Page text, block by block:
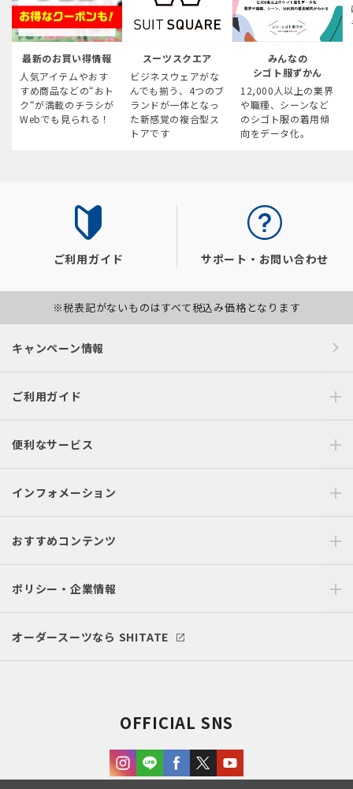
最新のお買い得情報
人気アイテムやおす
すめ商品などの“おト
ク“が満載のチラシが
Webでも見られる！
スーツスクエア
ビジネスウェアがな
んでも揃う、4つのブ
ランドが一体となっ
た新感覚の複合型ス
トアです
みんなの
シゴト服ずかん
12,000人以上の業界
や職種、シーンなど
のシゴト服の着用傾
向をデータ化。
ご利用ガイド サポート・お問い合わせ
※税表記がないものはすべて税込み価格となります
キャンペーン情報
ご利用ガイド
便利なサービス
インフォメーション
おすすめコンテンツ
ポリシー・企業情報
オーダースーツなら SHITATE
OFFICIAL SNS